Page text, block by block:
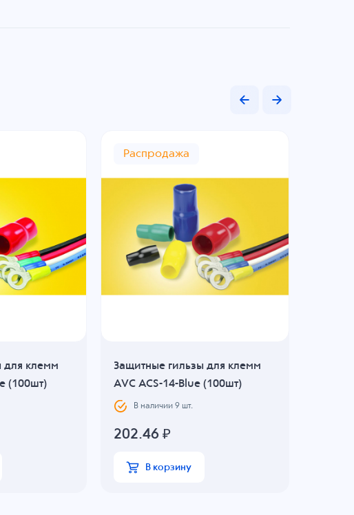
для клемм
(100шт)
Распродажа
Защитные гильзы для клемм
AVC ACS-14-Blue (100шт)
В наличии 9шт.
202.46 ₽
В корзину